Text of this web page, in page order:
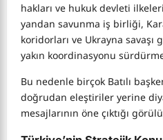
hakları ve hukuk devleti
yandan savunma iş birliği,
koridorları ve Ukrayna savaşı
yakın koordinasyonu
Bu nedenle birçok Batılı
doğrudan eleştiriler yerine
mesajlarının öne çıktığı